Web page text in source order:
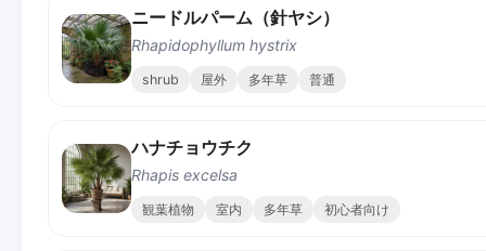
ニードルパーム（針ヤシ）
Rhapidophyllum hystrix
shrub 屋外 多年草 普通
ハナチョウチク
Rhapis excelsa
観葉植物 室内 多年草 初心者向け